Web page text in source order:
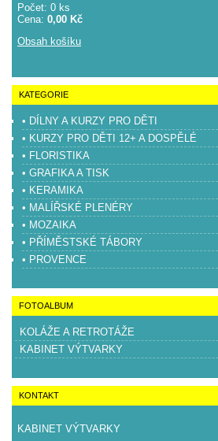
Počet: 0 ks
Cena: 0,00 Kč
Obsah košíku
KATEGORIE
• DÍLNY A KURZY PRO DĚTI
• KURZY PRO DĚTI 12+ A DOSPĚLÉ
• FLORISTIKA
• GRAFIKA A TISK
• KERAMIKA
• MALÍŘSKÉ PLENÉRY
• MOZAIKA
• PŘÍMĚSTSKÉ TÁBORY
• PROVENCE
FOTOALBUM
KOLÁŽE A RETROTÁŽE
KABINET VÝTVARKY
KONTAKT
KABINET VÝTVARKY